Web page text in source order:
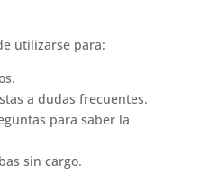
utilizarse para:
a dudas frecuentes.
para saber la
sin cargo.